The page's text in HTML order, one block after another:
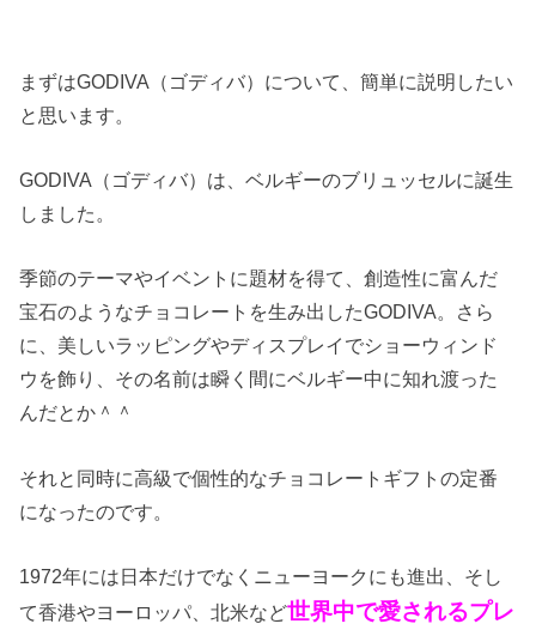
まずはGODIVA（ゴディバ）について、簡単に説明したい
と思います。
GODIVA（ゴディバ）は、ベルギーのブリュッセルに誕生
しました。
季節のテーマやイベントに題材を得て、創造性に富んだ
宝石のようなチョコレートを生み出したGODIVA。さら
に、美しいラッピングやディスプレイでショーウィンド
ウを飾り、その名前は瞬く間にベルギー中に知れ渡った
んだとか＾＾
それと同時に高級で個性的なチョコレートギフトの定番
になったのです。
1972年には日本だけでなくニューヨークにも進出、そし
て香港やヨーロッパ、北米など世界中で愛されるプレ